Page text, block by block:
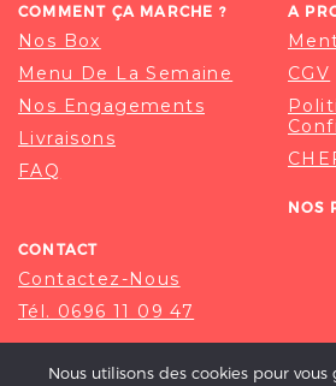
COMMENT ÇA MARCHE ?
Nos Box
Menu De La Semaine
Nos Engagements
Livraisons
FAQ
A
CGV
NOS
CONTACT
Contactez-Nous
Tél. 0696 11 09 47
Nous utilisons des cookies pour